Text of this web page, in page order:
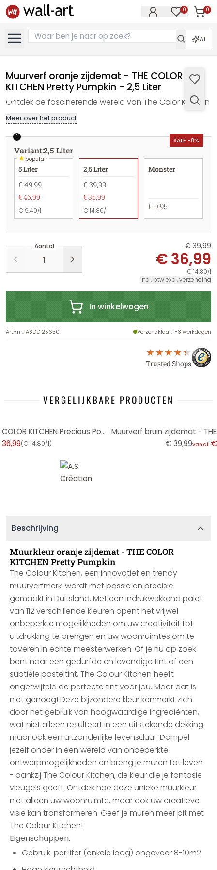
0 0
AI
Muurverf oranje zijdemat - THE COLOR
KITCHEN Pretty Pumpkin - 2,5 Liter
Ontdek de fascinerende wereld van The Color Kitchen
Meer over het product
SALE -8%
1
Variant:2,5 Liter
★populair
5 Liter
€ 49,99
€ 46,99
€ 9,40/l
2,5 Liter
€ 39,99
€ 36,99
€ 14,80/l
Monster
€ 0,95
Aantal € 39,99
€ 36,99
€ 14,80/l
incl. btw excl. verzending
In winkelwagen
Art.-nr.:ASDD125650 Verzendklaar: 1-3 werkdagen
Trusted Shops
VERGELIJKBARE PRODUCTEN
Muurverf beige zijdemat - THE COLOR KITCHEN Precious Popcorn
(€ 14,80/l)
Muurverf bruin zijdemat - THE
€ 39,99vanaf
Beschrijving
Muurkleur oranje zijdemat - THE COLOR
KITCHEN Pretty Pumpkin
The Colour Kitchen, een innovatief en trendy
muurverfmerk, wordt met passie en precisie
gemaakt in Duitsland. Met een indrukwekkend palet
van 112 verschillende kleuren opent het vrijwel
onbeperkte mogelijkheden om uw creativiteit tot
uitdrukking te brengen en uw woonruimtes om te
toveren in echte meesterwerken. Of je nu op zoek
bent naar een gedurfde en levendige tint of een
subtiele pasteltint, The Colour Kitchen heeft
ongetwijfeld de perfecte tint voor jou. Maar dat is
niet genoeg! Deze bijzondere kleur kenmerkt zich
door het gebruik van hoogwaardige ingrediënten,
wat niet alleen resulteert in een uitstekende dekking
maar ook een uitzonderlijke levensduur. Dompel
jezelf onder in een wereld van onbeperkte
ontwerpmogelijkheden en breng je muren tot leven
- dankzij The Colour Kitchen, de kleur die je fantasie
vleugels geeft. Ontdek hoe deze unieke muurkleur
niet alleen uw woonruimte, maar ook uw creatieve
visie kan transformeren. Geef je muren meer pit met
The Colour Kitchen!
Eigenschappen:
Gebruik: per liter (enkele laag) ongeveer 8-10m2